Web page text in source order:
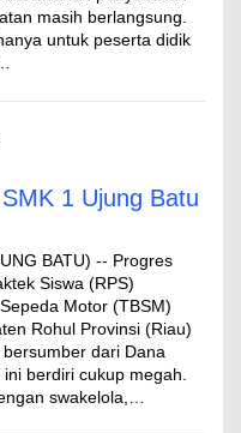
masih berlangsung.
untuk peserta didik
1 Ujung Batu
BATU) -- Progres
Siswa (RPS)
Motor (TBSM)
Rohul Provinsi (Riau)
dari Dana
berdiri cukup megah.
swakelola,…